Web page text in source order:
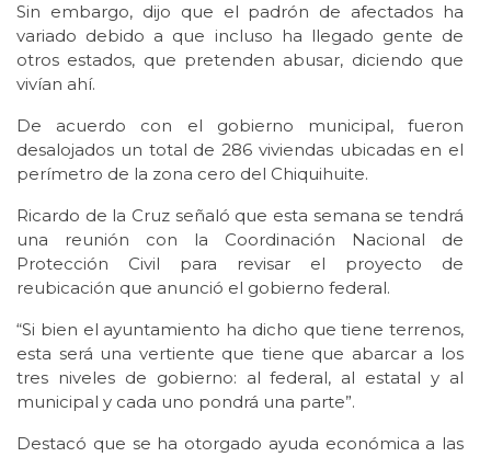
Sin embargo, dijo que el padrón de afectados ha
variado debido a que incluso ha llegado gente de
otros estados, que pretenden abusar, diciendo que
vivían ahí.
De acuerdo con el gobierno municipal, fueron
desalojados un total de 286 viviendas ubicadas en el
perímetro de la zona cero del Chiquihuite.
Ricardo de la Cruz señaló que esta semana se tendrá
una reunión con la Coordinación Nacional de
Protección Civil para revisar el proyecto de
reubicación que anunció el gobierno federal.
“Si bien el ayuntamiento ha dicho que tiene terrenos,
esta será una vertiente que tiene que abarcar a los
tres niveles de gobierno: al federal, al estatal y al
municipal y cada uno pondrá una parte”.
Destacó que se ha otorgado ayuda económica a las